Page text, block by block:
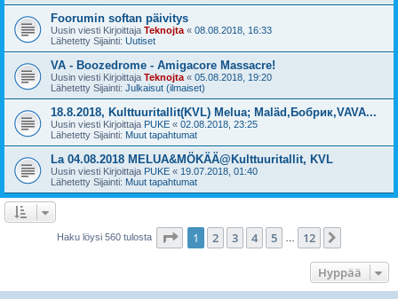
Foorumin softan päivitys
Uusin viesti Kirjoittaja Teknojta « 08.08.2018, 16:33
Lähetetty Sijainti: Uutiset
VA - Boozedrome - Amigacore Massacre!
Uusin viesti Kirjoittaja Teknojta « 05.08.2018, 19:20
Lähetetty Sijainti: Julkaisut (ilmaiset)
18.8.2018, Kulttuuritallit(KVL) Melua; Maläd,Бобрик,VAVA...
Uusin viesti Kirjoittaja PUKE « 02.08.2018, 23:25
Lähetetty Sijainti: Muut tapahtumat
La 04.08.2018 MELUA&MÖKÄÄ@Kulttuuritallit, KVL
Uusin viesti Kirjoittaja PUKE « 19.07.2018, 01:40
Lähetetty Sijainti: Muut tapahtumat
Haku löysi 560 tulosta Sivu /12
1 2 3 4 5 12
Hyppää